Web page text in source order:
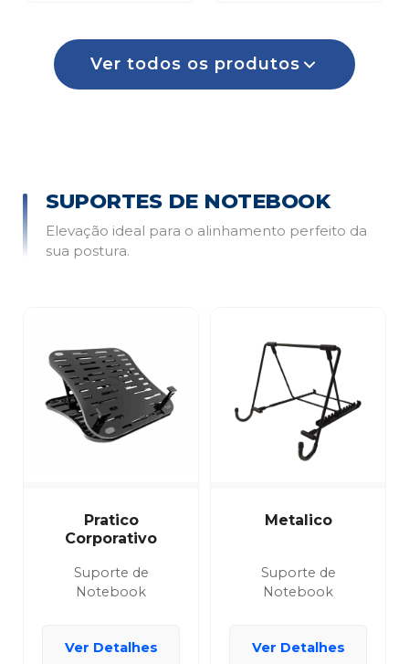
Ver todos os produtos
SUPORTES DE NOTEBOOK
Elevação ideal para o alinhamento perfeito da
sua postura.
Pratico
Corporativo
Suporte de
Notebook
Ver Detalhes
Metalico
Suporte de
Notebook
Ver Detalhes